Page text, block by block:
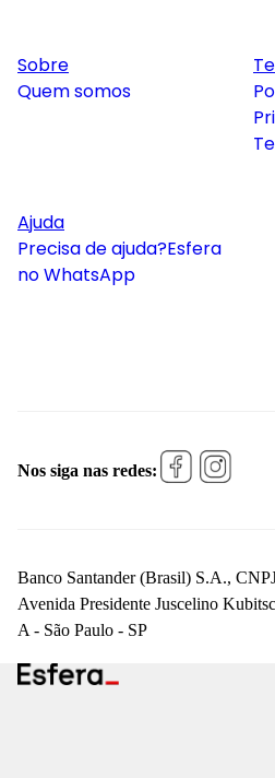
Sobre
Quem somos
Ajuda
Precisa de ajuda?Esfera
no WhatsApp
Nos siga nas redes:
Banco Santander (Brasil) S.A.,
Avenida Presidente Juscelino
A - São Paulo - SP